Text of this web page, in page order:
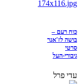
כוח רעם –
בושה לז'אנר
סרטי
גיבורי-העל
עדי פרל